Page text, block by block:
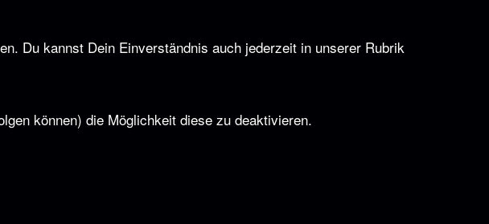
Du kannst Dein Einverständnis auch jederzeit in unserer Rubrik
können) die Möglichkeit diese zu deaktivieren.